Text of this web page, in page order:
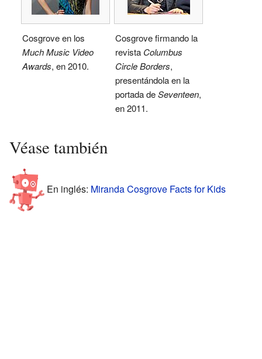
Cosgrove en los
Much Music Video
Awards, en 2010.
Cosgrove firmando la
revista Columbus
Circle Borders,
presentándola en la
portada deSeventeen,
en 2011.
Véase también
En inglés: Miranda Cosgrove Facts for Kids